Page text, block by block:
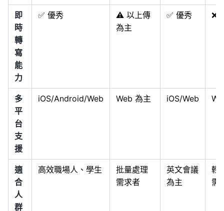
即
時
轉
寫
能
力
✅ 優秀
⚠️ 以上傳
為主
✅ 優秀 ❌
多
平
台
支
援
iOS/Android/Web Web 為主 iOS/Web
適
合
人
群
高效職場人、學生
批量處理
需求者
英文會議
為主
輕
需